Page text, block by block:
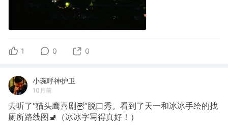
1 0 0
小琬呼神护卫
10月前
去听了“猫头鹰喜剧🦉”脱口秀。看到了天一和冰冰手绘的找
厕所路线图🚽（冰冰字写得真好！）